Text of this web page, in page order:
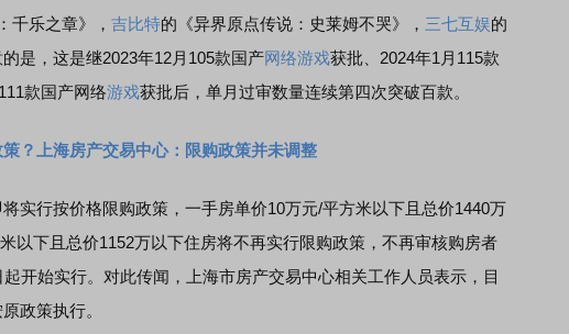
千乐之章》， 吉比特的《异界原点传说：史莱姆不哭》， 三七互娱的
是，这是继2023年12月105款国产网络游戏获批、2024年1月115款
款国产网络游戏获批后，单月过审数量连续第四次突破百款。
策？上海房产交易中心：限购政策并未调整
行按价格限购政策，一手房单价10万元/平方米以下且总价1440万
以下且总价1152万以下住房将不再实行限购政策，不再审核购房者
开始实行。对此传闻，上海市房产交易中心相关工作人员表示，目
政策执行。